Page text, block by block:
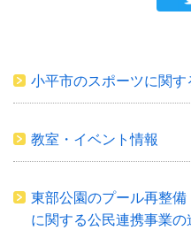
小平市のスポーツに関す
教室・イベント情報
東部公園のプール再整
に関する公民連携事業